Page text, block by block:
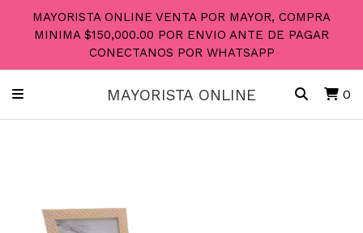
MAYORISTA ONLINE VENTA POR MAYOR, COMPRA
MINIMA $150,000.00 POR ENVIO ANTE DE PAGAR
CONECTANOS POR WHATSAPP
MAYORISTA ONLINE 0